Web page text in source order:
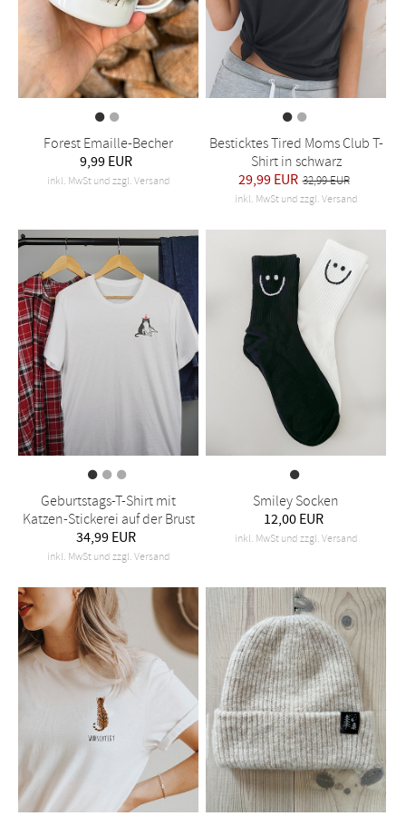
Forest Emaille-Becher
9,99 EUR
inkl. MwSt und zzgl. Versand
Besticktes Tired Moms Club T-
Shirt in schwarz
29,99 EUR 32,99 EUR
inkl. MwSt und zzgl. Versand
Geburtstags-T-Shirt mit
Katzen-Stickerei auf der Brust
34,99 EUR
inkl. MwSt und zzgl. Versand
Smiley Socken
12,00 EUR
inkl. MwSt und zzgl. Versand